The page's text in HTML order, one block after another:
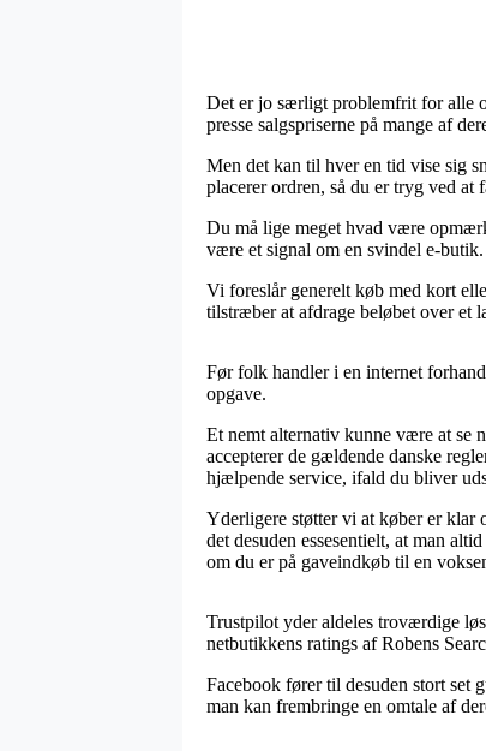
Det er jo særligt problemfrit for alle
presse salgspriserne på mange af
Men det kan til hver en tid vise sig
placerer ordren, så du er tryg ved at
Du må lige meget hvad være
være et signal om en svindel e-
Vi foreslår generelt køb med kort
tilstræber at afdrage beløbet over et
Før folk handler i en internet
opgave.
Et nemt alternativ kunne være at se
accepterer de gældende danske
hjælpende service, ifald du bliver
Yderligere støtter vi at køber er
det desuden essesentielt, at man
om du er på gaveindkøb til en
Trustpilot yder aldeles troværdige
netbutikkens ratings af Robens
Facebook fører til desuden stort set
man kan frembringe en omtale af